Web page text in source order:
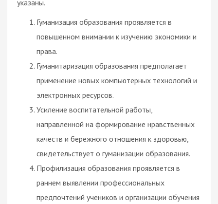
указаны.
Гуманизация образования проявляется в
повышенном внимании к изучению экономики и
права.
Гуманитаризация образования предполагает
применение новых компьютерных технологий и
электронных ресурсов.
Усиление воспитательной работы,
направленной на формирование нравственных
качеств и бережного отношения к здоровью,
свидетельствует о гуманизации образования.
Профилизация образования проявляется в
раннем выявлении профессиональных
предпочтений учеников и организации обучения